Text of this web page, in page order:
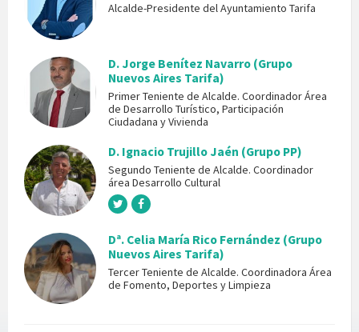
Alcalde-Presidente del Ayuntamiento Tarifa
D. Jorge Benítez Navarro (Grupo
Nuevos Aires Tarifa)
Primer Teniente de Alcalde. Coordinador Área
de Desarrollo Turístico, Participación
Ciudadana y Vivienda
D. Ignacio Trujillo Jaén (Grupo PP)
Segundo Teniente de Alcalde. Coordinador
área Desarrollo Cultural
Dª. Celia María Rico Fernández (Grupo
Nuevos Aires Tarifa)
Tercer Teniente de Alcalde. Coordinadora Área
de Fomento, Deportes y Limpieza